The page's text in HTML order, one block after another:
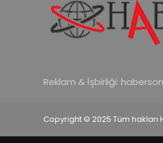
Reklam & İşbirliği:
Copyright © 2025 Tüm hakları